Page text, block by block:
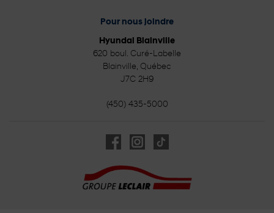
Pour nous joindre
Hyundai Blainville
620 boul. Curé-Labelle
Blainville, Québec
J7C 2H9
(450) 435-5000